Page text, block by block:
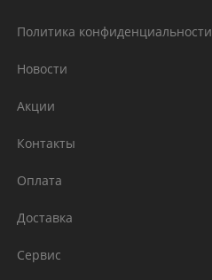
Политика конфиденциальности
Новости
Акции
Контакты
Оплата
Доставка
Сервис